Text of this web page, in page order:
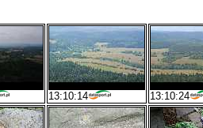
13:10:14 13:10:24